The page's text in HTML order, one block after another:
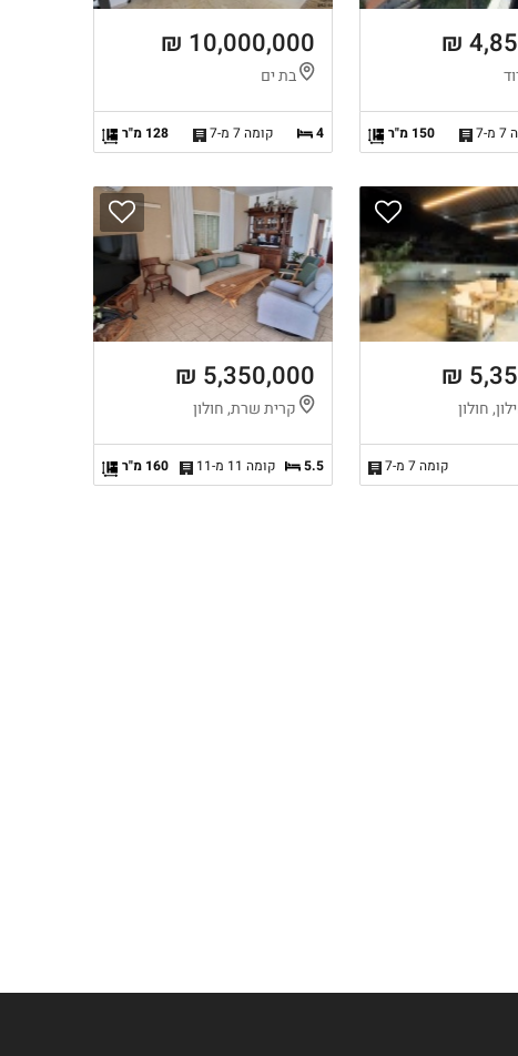
7 150 מ"ר
10,000,000 ₪
בת ים
4 קומה 7 מ-7 128 מ"ר
חולון
קומה 7 מ-7
5,350,000 ₪
קרית שרת, חולון
5.5 קומה 11 מ-11 160 מ"ר